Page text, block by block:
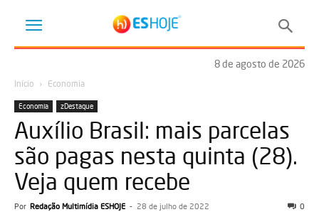
8 de agosto de 2026
Início Economia
Economia zDestaque
Auxílio Brasil: mais parcelas
são pagas nesta quinta (28).
Veja quem recebe
Por Redação Multimídia ESHOJE - 28 de julho de 2022 0